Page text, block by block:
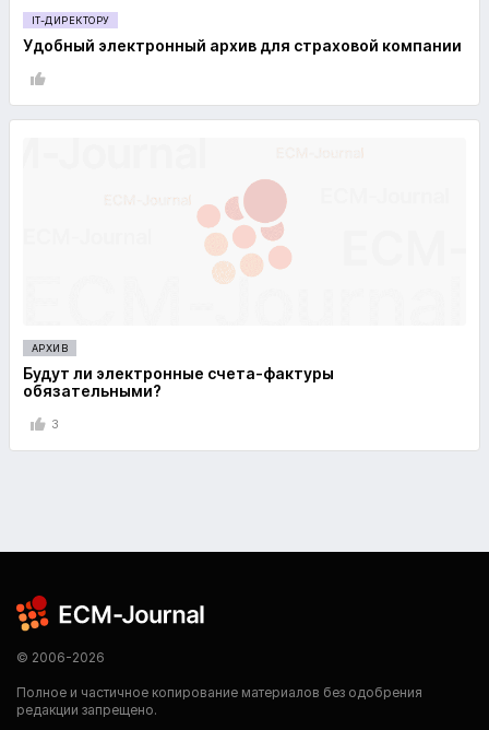
IT-ДИРЕКТОРУ
Удобный электронный архив для страховой компании
АРХИВ
Будут ли электронные счета-фактуры
обязательными?
3
© 2006-2026
Полное и частичное копирование материалов без одобрения
редакции запрещено.